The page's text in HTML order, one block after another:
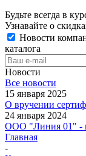
Будьте всегда в
Узнавайте о
Новости
каталога
Новости
Все новости
15 января 2025
О вручении
24 января 2024
ООО "Линия 01" -
Главная
-